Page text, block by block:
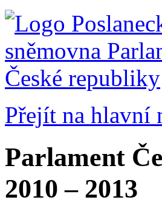
Přejít na hlavní
Parlament
2010 – 2013